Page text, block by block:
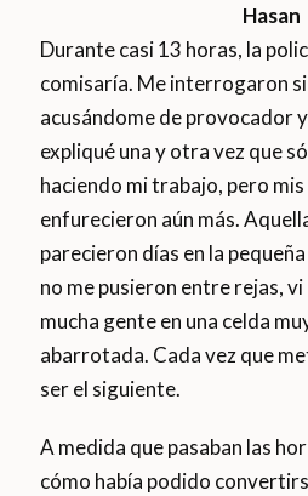
Hasan
Durante casi 13 horas, la
comisaría. Me interrogaron
acusándome de provocador
expliqué una y otra vez que
haciendo mi trabajo, pero
enfurecieron aún más.
parecieron días en la
no me pusieron entre rejas,
mucha gente en una celda
abarrotada. Cada vez que
ser el siguiente.
A medida que pasaban las
cómo había podido